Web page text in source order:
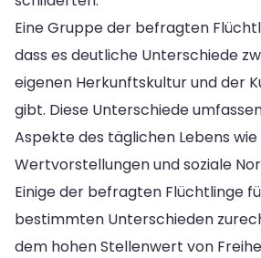
Eine Gruppe der befragten
dass es deutliche Unterschiede
eigenen Herkunftskultur und der
gibt. Diese Unterschiede
Aspekte des täglichen Lebens
Wertvorstellungen und soziale
Einige der befragten Flüchtlinge
bestimmten Unterschieden
dem hohen Stellenwert von